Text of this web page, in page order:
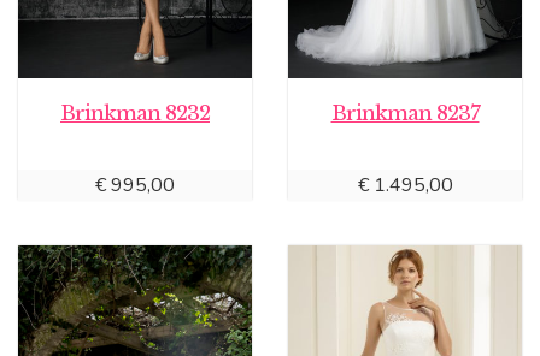
Brinkman 8232
€995,00
Brinkman 8237
€1.495,00